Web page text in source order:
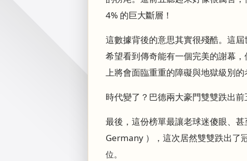
4% 的巨大斷層！
這數據背後的意思其實很殘酷。這
希望看到傳奇能有一個完美的謝幕
上將會面臨重重的障礙與地獄級別
時代變了？巴德兩大豪門雙雙跌出前
最後，這份榜單最讓老球迷傻眼、
Germany ），這次居然雙雙跌出了
位。